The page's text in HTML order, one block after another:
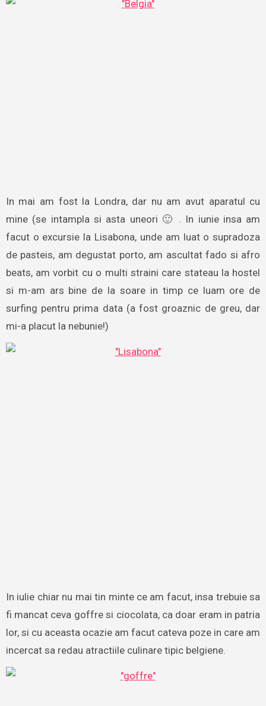
In mai am fost la Londra, dar nu am avut aparatul cu
mine (se intampla si asta uneori 🙂 . In iunie insa am
facut o excursie la Lisabona, unde am luat o supradoza
de pasteis, am degustat porto, am ascultat fado si afro
beats, am vorbit cu o multi straini care stateau la hostel
si m-am ars bine de la soare in timp ce luam ore de
surfing pentru prima data (a fost groaznic de greu, dar
mi-a placut la nebunie!)
In iulie chiar nu mai tin minte ce am facut, insa trebuie sa
fi mancat ceva goffre si ciocolata, ca doar eram in patria
lor, si cu aceasta ocazie am facut cateva poze in care am
incercat sa redau atractiile culinare tipic belgiene.